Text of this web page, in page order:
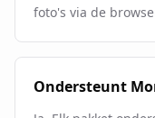
foto's via de
Ondersteunt